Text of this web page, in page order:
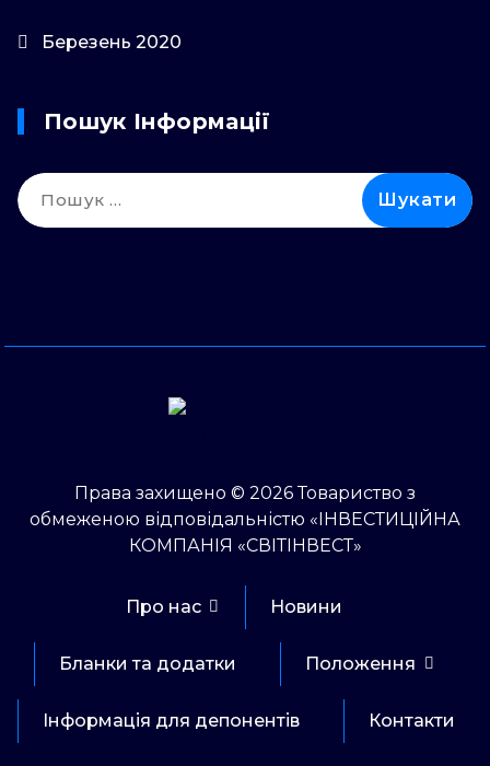
Березень 2020
Пошук Інформації
Пошук:
Права захищено © 2026 Товариство з
обмеженою відповідальністю «ІНВЕСТИЦІЙНА
КОМПАНІЯ «СВІТІНВЕСТ»
Про нас Новини
Бланки та додатки Положення
Інформація для депонентів Контакти